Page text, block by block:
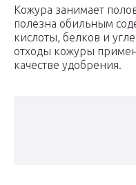
Кожура занимает
полезна обильным
кислоты, белков и
отходы кожуры
качестве удобрения.